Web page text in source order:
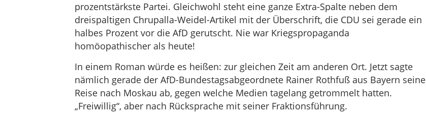
prozentstärkste Partei. Gleichwohl steht eine ganze Extra-Spalte neben dem
dreispaltigen Chrupalla-Weidel-Artikel mit der Überschrift, die CDU sei gerade ein
halbes Prozent vor die AfD gerutscht. Nie war Kriegspropaganda
homöopathischer als heute!
In einem Roman würde es heißen: zur gleichen Zeit am anderen Ort. Jetzt sagte
nämlich gerade der AfD-Bundestagsabgeordnete Rainer Rothfuß aus Bayern seine
Reise nach Moskau ab, gegen welche Medien tagelang getrommelt hatten.
„Freiwillig“, aber nach Rücksprache mit seiner Fraktionsführung.